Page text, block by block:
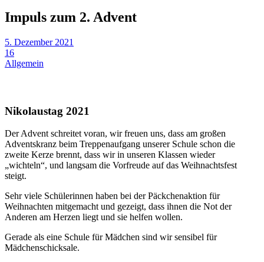
Impuls zum 2. Advent
5. Dezember 2021
16
Allgemein
Nikolaustag 2021
Der Advent schreitet voran, wir freuen uns, dass am großen
Adventskranz beim Treppenaufgang unserer Schule schon die
zweite Kerze brennt, dass wir in unseren Klassen wieder
„wichteln“, und langsam die Vorfreude auf das Weihnachtsfest
steigt.
Sehr viele Schülerinnen haben bei der Päckchenaktion für
Weihnachten mitgemacht und gezeigt, dass ihnen die Not der
Anderen am Herzen liegt und sie helfen wollen.
Gerade als eine Schule für Mädchen sind wir sensibel für
Mädchenschicksale.